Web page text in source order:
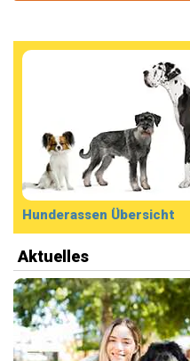
Hunderassen Übersicht
Aktuelles